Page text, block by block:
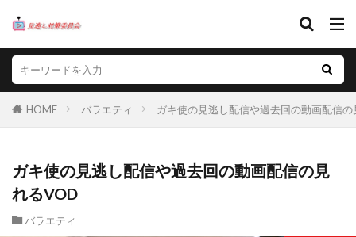
HOME バラエティ ガキ使の見逃し配信や過去回の動画配信
ガキ使の見逃し配信や過去回の動画配信の見
れるVOD
バラエティ